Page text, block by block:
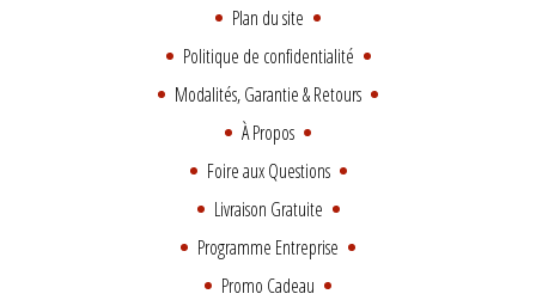
Plan du site
Politique de confidentialité
Modalités, Garantie & Retours
À Propos
Foire aux Questions
Livraison Gratuite
Programme Entreprise
Promo Cadeau